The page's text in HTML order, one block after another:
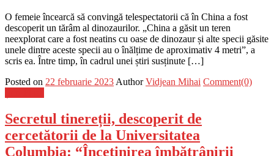
O femeie încearcă să convingă telespectatorii că în China a fost
descoperit un tărâm al dinozaurilor. „China a găsit un teren
neexplorat care a fost neatins cu oase de dinozaur și alte specii găsite
unele dintre aceste specii au o înălțime de aproximativ 4 metri”, a
scris ea. Între timp, în cadrul unei știri susținute […]
Posted on 22 februarie 2023 Author Vidjean Mihai Comment(0)
Secretul tinereții, descoperit de
cercetătorii de la Universitatea
Columbia: “Încetinirea îmbătrânirii